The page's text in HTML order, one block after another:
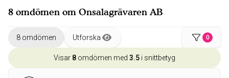
8 omdömen om Onsalagrävaren AB
8 omdömen Utforska 0
Visar 8 omdömen med 3.5 i snittbetyg